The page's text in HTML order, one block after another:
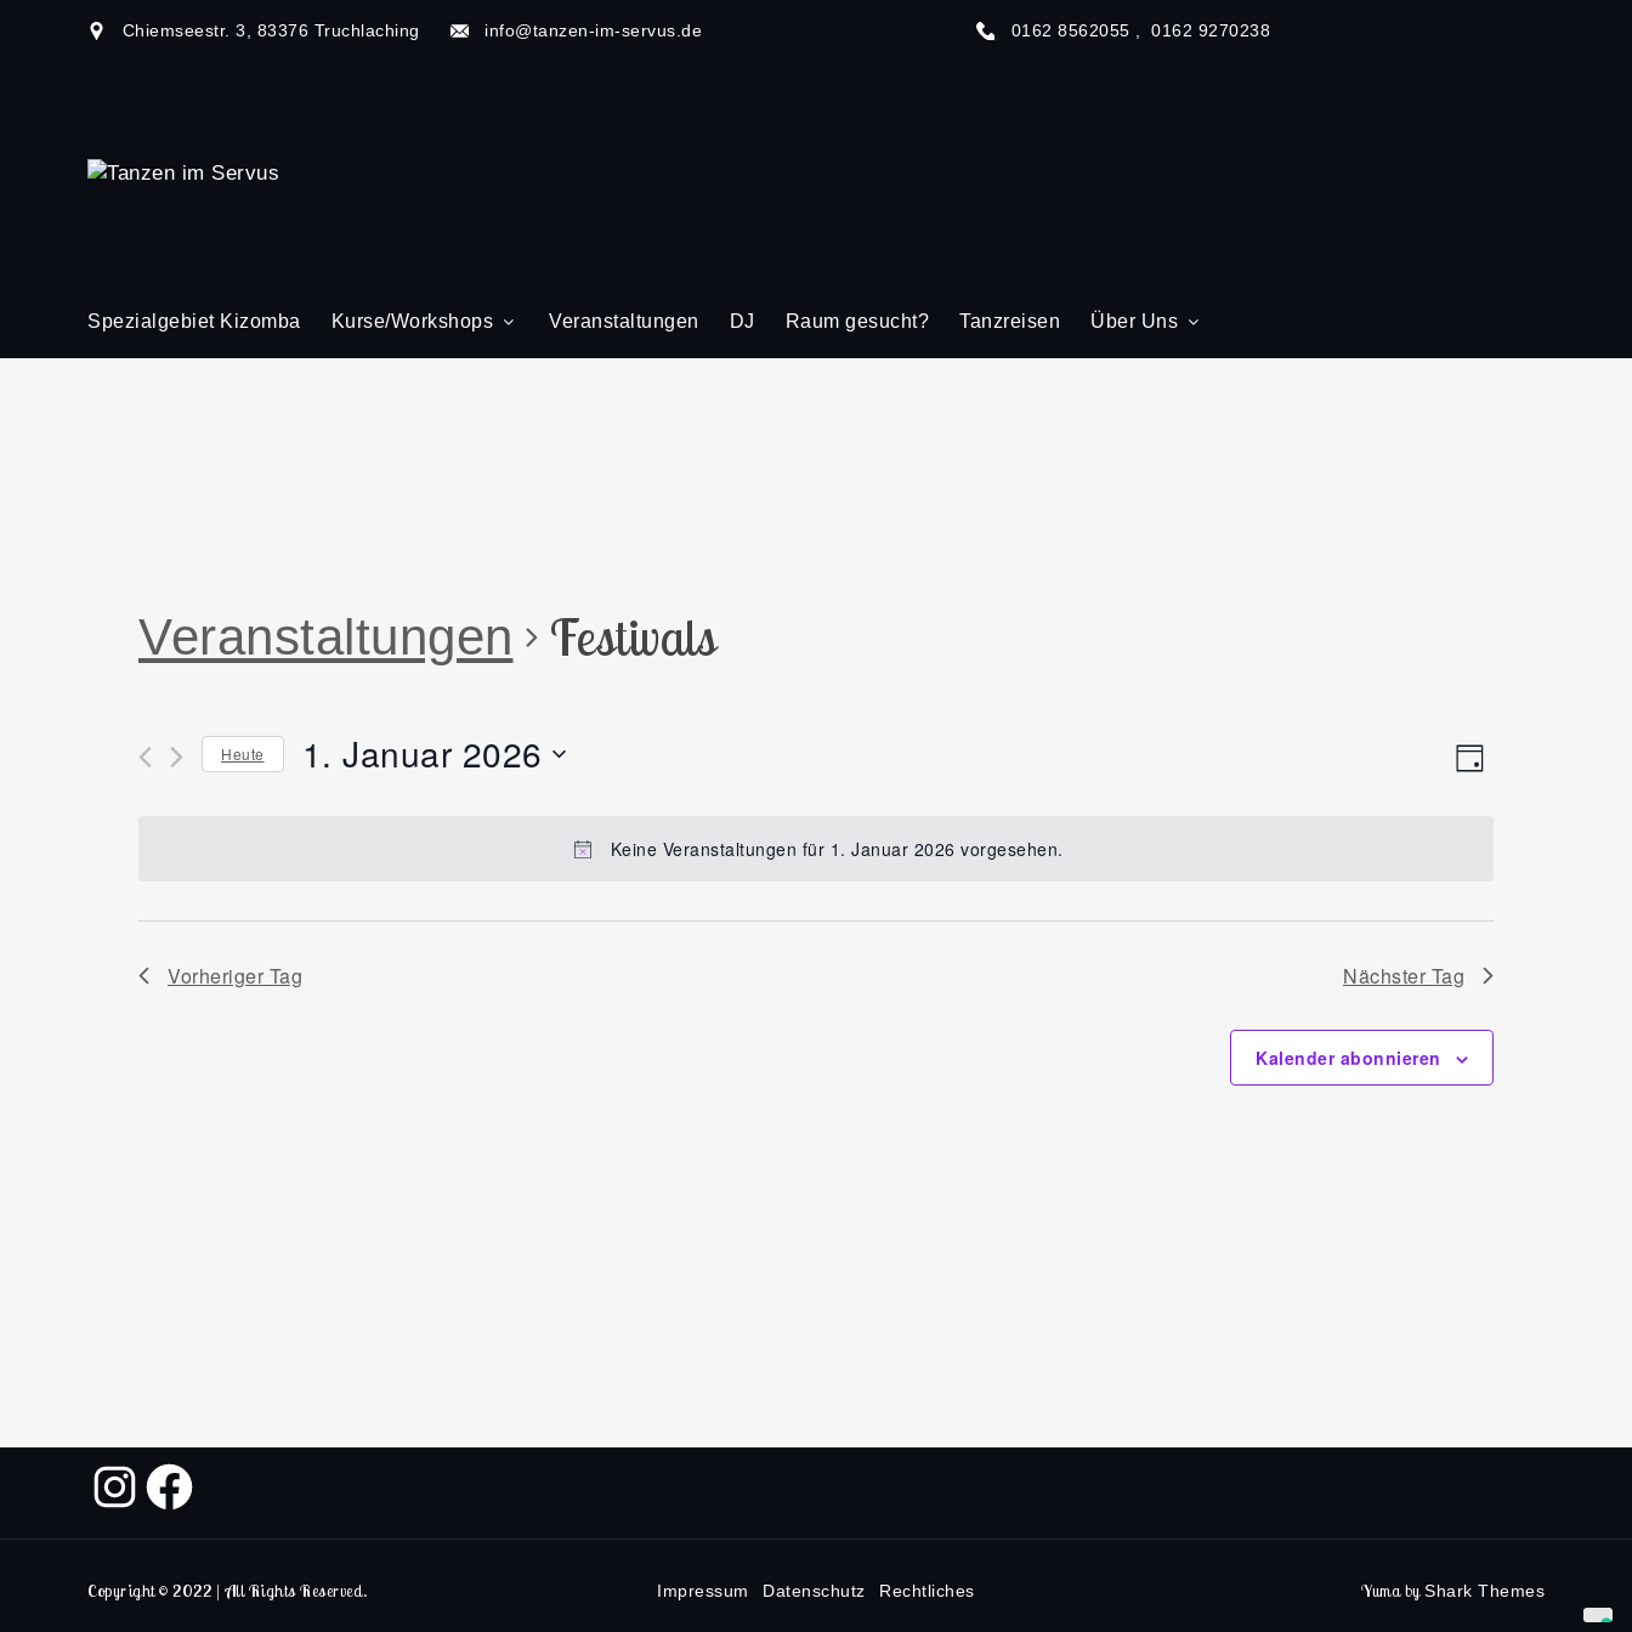
Chiemseestr. 3, 83376 Truchlaching info@tanzen-im-servus.de 0162 8562055 0162 9270238
Spezialgebiet Kizomba Kurse/Workshops Veranstaltungen DJ Raum gesucht? Tanzreisen Über Uns
Keine Veranstaltungen für 1. Januar 2026 vorgesehen.
Veranstaltungen
Festivals
Tag
Heute 1. Januar 2026
Vorheriger Tag Nächster Tag
Kalender abonnieren
Copyright © 2022 | All Rights Reserved. Impressum Datenschutz Rechtliches Yuma byShark Themes